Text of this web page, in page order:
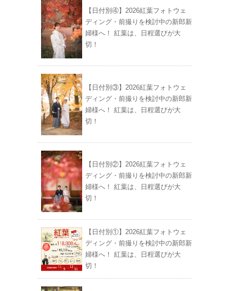
【日付別④】2026紅葉フォトウェ
ディング・前撮りを検討中の新郎新
婦様へ！ 紅葉は、日程選びが大
切！
【日付別③】2026紅葉フォトウェ
ディング・前撮りを検討中の新郎新
婦様へ！ 紅葉は、日程選びが大
切！
【日付別②】2026紅葉フォトウェ
ディング・前撮りを検討中の新郎新
婦様へ！ 紅葉は、日程選びが大
切！
【日付別①】2026紅葉フォトウェ
ディング・前撮りを検討中の新郎新
婦様へ！ 紅葉は、日程選びが大
切！